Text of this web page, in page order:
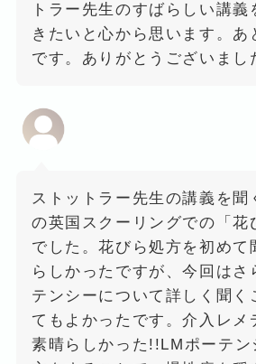
トラー先生のすばらしい講
きたいと心から思います。あ
です。ありがとうございまし
ストットラー先生の講義を聞
の英国スクーリングでの「花
でした。花びら処方を初めて
らしかったですが、今回はさ
テンシーについて詳しく聞く
てもよかったです。介入レメ
素晴らしかった!!LMポーテン